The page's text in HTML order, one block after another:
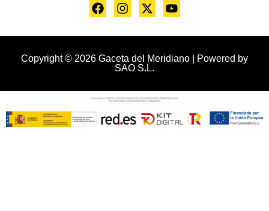
Copyright © 2026 Gaceta del Meridiano | Powered by
SAO S.L.